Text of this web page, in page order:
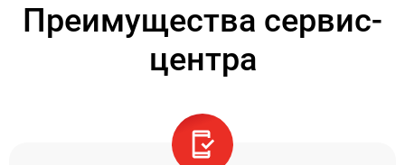
Преимущества сервис-
центра